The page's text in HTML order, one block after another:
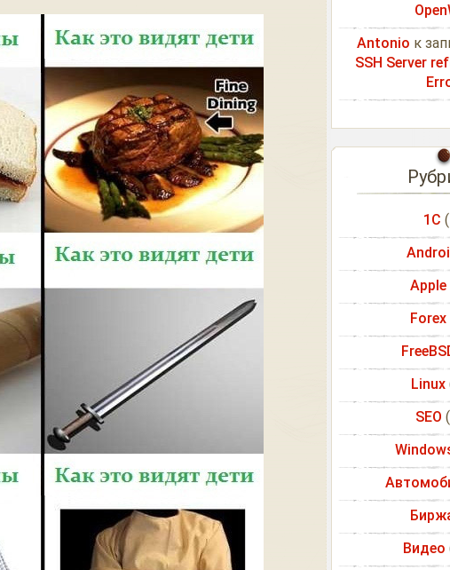
Antonio к
SSH Server
1С
Apple
Forex
Linux
SEO
Видео